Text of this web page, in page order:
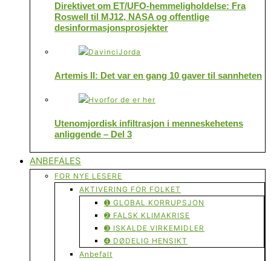
Direktivet om ET/UFO-hemmeligholdelse: Fra
Roswell til MJ12, NASA og offentlige
desinformasjonsprosjekter
Artemis II: Det var en gang 10 gaver til sannheten
Utenomjordisk infiltrasjon i menneskehetens
anliggende – Del 3
ANBEFALES
FOR NYE LESERE
AKTIVERING FOR FOLKET
➊ GLOBAL KORRUPSJON
➋ FALSK KLIMAKRISE
➌ ISKALDE VIRKEMIDLER
➍ DØDELIG HENSIKT
Anbefalt